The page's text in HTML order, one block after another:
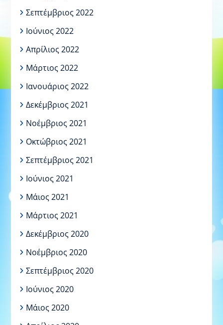
Σεπτέμβριος 2022
Ιούνιος 2022
Απρίλιος 2022
Μάρτιος 2022
Ιανουάριος 2022
Δεκέμβριος 2021
Νοέμβριος 2021
Οκτώβριος 2021
Σεπτέμβριος 2021
Ιούνιος 2021
Μάιος 2021
Μάρτιος 2021
Δεκέμβριος 2020
Νοέμβριος 2020
Σεπτέμβριος 2020
Ιούνιος 2020
Μάιος 2020